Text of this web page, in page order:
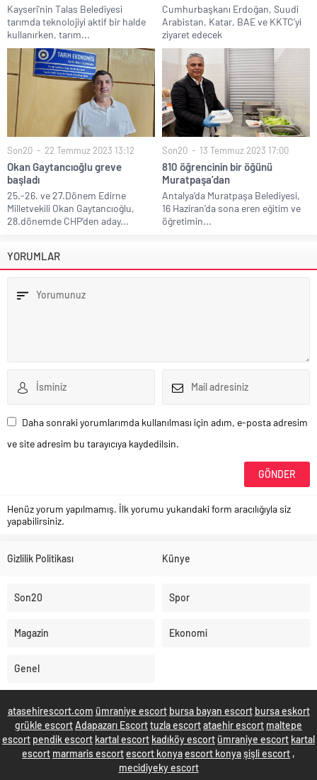
Kayseri'nin Talas Belediyesi
tarımda teknolojiyi aktif bir halde
kullanırken, tarım...
Cumhurbaşkanı Erdoğan, Suudi
Arabistan, Katar, BAE ve KKTC’yi
ziyaret edecek
Son20 22 Temmuz 2023 13:12
Okan Gaytancıoğlu greve
başladı
25.-26. ve 27.Dönem Edirne
Milletvekili Okan Gaytancıoğlu,
28.dönemde CHP’den aday...
Son20 13 Temmuz 2023 17:00
810 öğrencinin bir öğünü
Muratpaşa’dan
Antalya’da Muratpaşa Belediyesi,
16 Haziran’da sona eren eğitim ve
öğretimin...
YORUMLAR
Daha sonraki yorumlarımda kullanılması için adım, e-posta adresim
ve site adresim bu tarayıcıya kaydedilsin.
Henüz yorum yapılmamış. İlk yorumu yukarıdaki form aracılığıyla siz
yapabilirsiniz.
Gizlilik Politikası Künye
Son20 Spor
Magazin Ekonomi
Genel
atasehirescort.com ümraniye escort bursa bayan escort bursa eskort
grükle escortAdapazarı Escorttuzla escortataehir escort maltepe
escort pendik escort kartal escort kadıköy escortümraniye escort kartal
escort marmaris escortescort konyaescort konyaşişli escort ,
mecidiyeky escort